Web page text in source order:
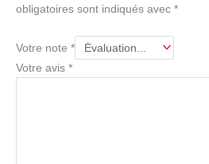
obligatoires sont indiqués avec *
Votre note *
Votre avis *